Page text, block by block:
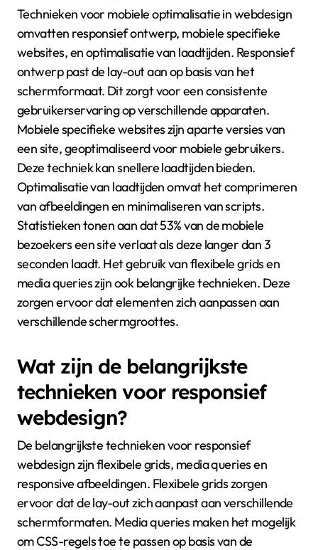
Technieken voor mobiele optimalisatie in webdesign
omvatten responsief ontwerp, mobiele specifieke
websites, en optimalisatie van laadtijden. Responsief
ontwerp past de lay-out aan op basis van het
schermformaat. Dit zorgt voor een consistente
gebruikerservaring op verschillende apparaten.
Mobiele specifieke websites zijn aparte versies van
een site, geoptimaliseerd voor mobiele gebruikers.
Deze techniek kan snellere laadtijden bieden.
Optimalisatie van laadtijden omvat het comprimeren
van afbeeldingen en minimaliseren van scripts.
Statistieken tonen aan dat 53% van de mobiele
bezoekers een site verlaat als deze langer dan 3
seconden laadt. Het gebruik van flexibele grids en
media queries zijn ook belangrijke technieken. Deze
zorgen ervoor dat elementen zich aanpassen aan
verschillende schermgroottes.
Wat zijn de belangrijkste
technieken voor responsief
webdesign?
De belangrijkste technieken voor responsief
webdesign zijn flexibele grids, media queries en
responsive afbeeldingen. Flexibele grids zorgen
ervoor dat de lay-out zich aanpast aan verschillende
schermformaten. Media queries maken het mogelijk
om CSS-regels toe te passen op basis van de